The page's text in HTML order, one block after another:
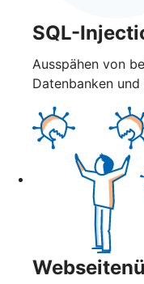
SQL-
Ausspähen von
Datenbanken